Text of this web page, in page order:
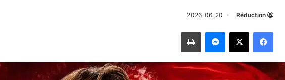
Réduction
2026-06-20
فيسبوك ‫X ماسنجر طباعة